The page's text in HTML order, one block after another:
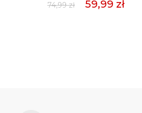
74,99 zł
59,99 zł